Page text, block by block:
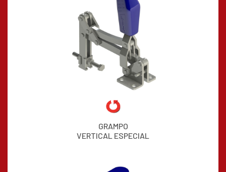
GRAMPO
VERTICAL ESPECIAL